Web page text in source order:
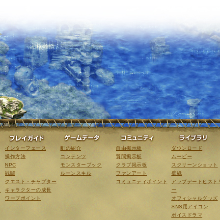
ゲーム紹介 プレイガイド
インターフェース
操作方法
NPC
戦闘
クエスト・チャプター
キャラクターの成長
ワープポイント
ゲームデータ
町の紹介
コンテンツ
モンスターブック
ルーンスキル
コミュニティ
自由掲示板
質問掲示板
クラブ掲示板
ファンアート
コミュニティポイント
ダウンロード
ムービー
スクリーンショット
壁紙
アップデートヒスト
ー
オフィシャルグッズ
SNS用アイコン
ボイスドラマ